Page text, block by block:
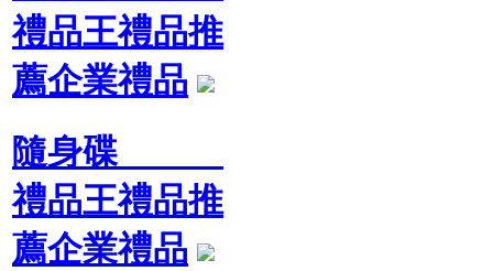
禮品王禮品推
薦企業禮品
隨身碟
禮品王禮品推
薦企業禮品